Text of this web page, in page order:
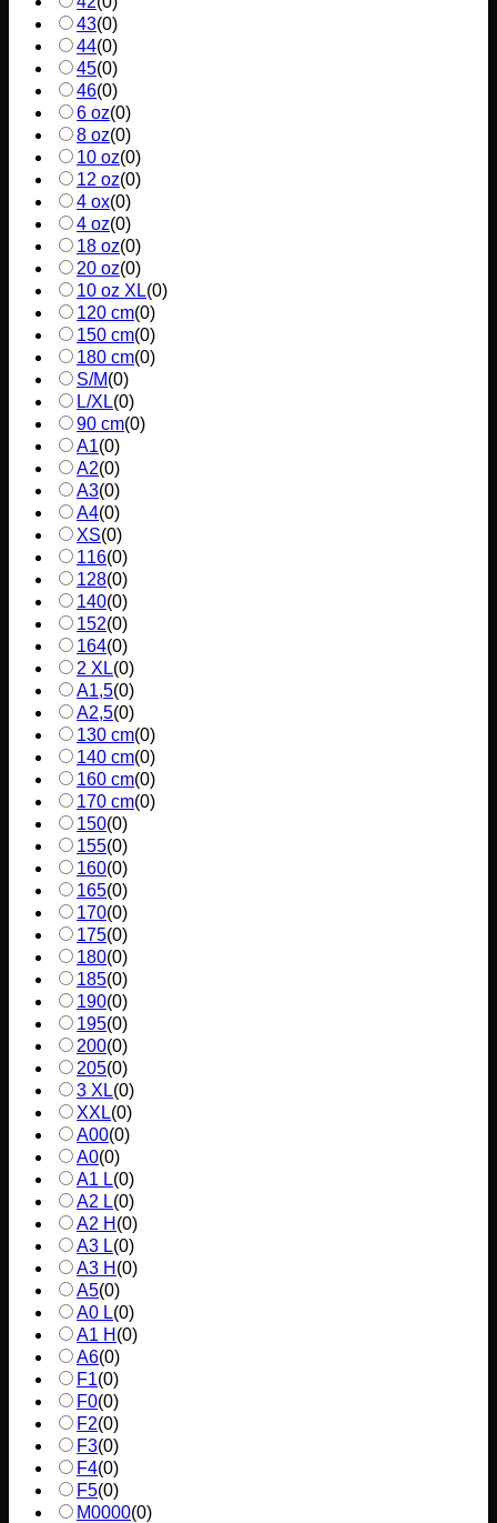
43(0)
44(0)
45(0)
46(0)
6 oz(0)
8 oz(0)
10 oz(0)
12 oz(0)
4 ox(0)
4 oz(0)
18 oz(0)
20 oz(0)
10 oz XL(0)
120 cm(0)
150 cm(0)
180 cm(0)
S/M(0)
L/XL(0)
90 cm(0)
A1(0)
A2(0)
A3(0)
A4(0)
XS(0)
116(0)
128(0)
140(0)
152(0)
164(0)
2 XL(0)
A1,5(0)
A2,5(0)
130 cm(0)
140 cm(0)
160 cm(0)
170 cm(0)
150(0)
155(0)
160(0)
165(0)
170(0)
175(0)
180(0)
185(0)
190(0)
195(0)
200(0)
205(0)
3 XL(0)
XXL(0)
A00(0)
A0(0)
A1 L(0)
A2 L(0)
A2 H (0)
A3 L(0)
A3 H (0)
A5(0)
A0 L(0)
A1 H (0)
A6(0)
F1(0)
F0(0)
F2(0)
F3(0)
F4(0)
F5(0)
M0000(0)